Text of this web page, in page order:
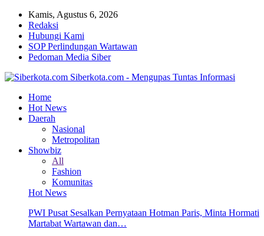
Kamis, Agustus 6, 2026
Redaksi
Hubungi Kami
SOP Perlindungan Wartawan
Pedoman Media Siber
Siberkota.com - Mengupas Tuntas Informasi
Home
Hot News
Daerah
Nasional
Metropolitan
Showbiz
All
Fashion
Komunitas
Hot News
PWI Pusat Sesalkan Pernyataan Hotman Paris, Minta Hormati
Martabat Wartawan dan…